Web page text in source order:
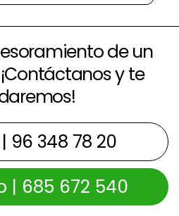
de un
y te
96 348 78 20
| 685 672 540